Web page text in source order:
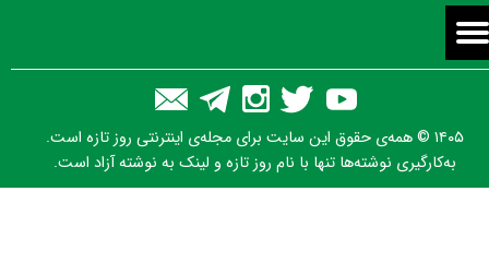
۱۴۰۵ © همه‌ی حقوق این سایت برای مجله‌ی اینترنتی روز تازه است.
به‌کارگیری نوشته‌ها تنها با نام روز تازه و لینک به نوشته آزاد است.